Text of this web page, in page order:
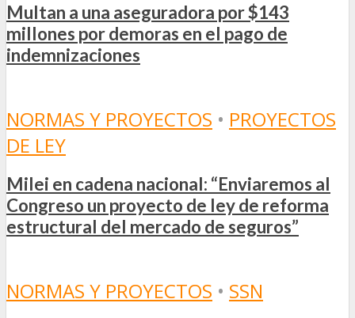
Multan a una aseguradora por $143
millones por demoras en el pago de
indemnizaciones
NORMAS Y PROYECTOS • PROYECTOS
DE LEY
Milei en cadena nacional: “Enviaremos al
Congreso un proyecto de ley de reforma
estructural del mercado de seguros”
NORMAS Y PROYECTOS • SSN